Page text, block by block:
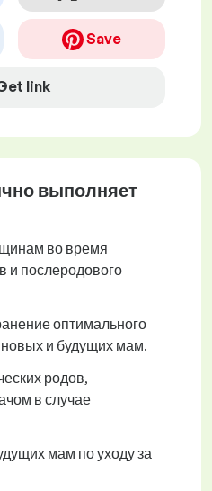
Save
link
выполняет
во время
и послеродового
оптимального
и будущих мам.
родов,
в случае
мам по уходу за